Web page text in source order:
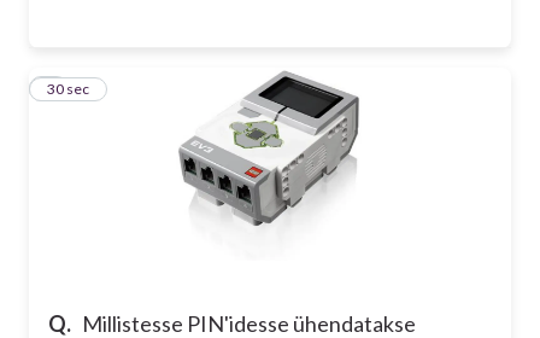
Q. Millistesse PIN'idesse ühendatakse
6
30 sec